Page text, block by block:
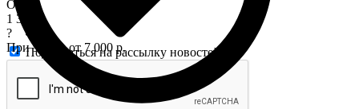
Опт
1 345
?
При заказе от 7 000 р.
Подписаться на рассылку новостей